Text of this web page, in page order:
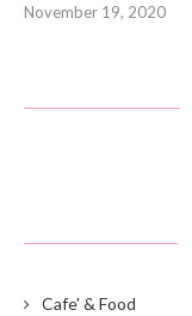
November 19, 2020
Cafe' & Food